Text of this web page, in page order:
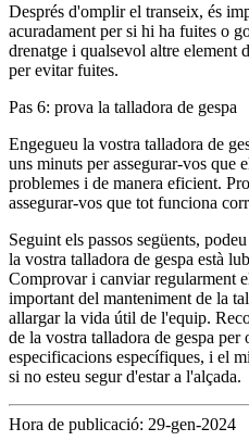
Després d'omplir el transeix, és
acuradament per si hi ha fuites o
drenatge i qualsevol altre element
per evitar fuites.
Pas 6: prova la talladora de gespa
Engegueu la vostra talladora de
uns minuts per assegurar-vos que
problemes i de manera eficient.
assegurar-vos que tot funciona
Seguint els passos següents,
la vostra talladora de gespa està
Comprovar i canviar regularment
important del manteniment de la
allargar la vida útil de l'equip.
de la vostra talladora de gespa
especificacions específiques, i el
si no esteu segur d'estar a l'alçada.
Hora de publicació: 29-gen-2024